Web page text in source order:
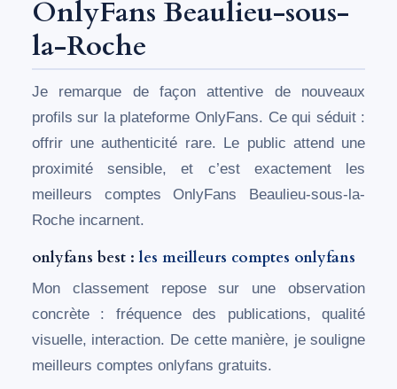
OnlyFans Beaulieu-sous-
la-Roche
Je remarque de façon attentive de nouveaux
profils sur la plateforme OnlyFans. Ce qui séduit :
offrir une authenticité rare. Le public attend une
proximité sensible, et c’est exactement les
meilleurs comptes OnlyFans Beaulieu-sous-la-
Roche incarnent.
onlyfans best :les meilleurs comptes onlyfans
Mon classement repose sur une observation
concrète : fréquence des publications, qualité
visuelle, interaction. De cette manière, je souligne
meilleurs comptes onlyfans gratuits.